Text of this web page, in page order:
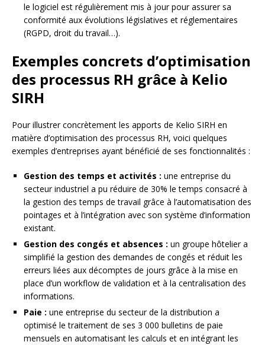
le logiciel est régulièrement mis à jour pour assurer sa
conformité aux évolutions législatives et réglementaires
(RGPD, droit du travail…).
Exemples concrets d’optimisation
des processus RH grâce à Kelio
SIRH
Pour illustrer concrètement les apports de Kelio SIRH en
matière d’optimisation des processus RH, voici quelques
exemples d’entreprises ayant bénéficié de ses fonctionnalités :
Gestion des temps et activités : une entreprise du
secteur industriel a pu réduire de 30% le temps consacré à
la gestion des temps de travail grâce à l’automatisation des
pointages et à l’intégration avec son système d’information
existant.
Gestion des congés et absences : un groupe hôtelier a
simplifié la gestion des demandes de congés et réduit les
erreurs liées aux décomptes de jours grâce à la mise en
place d’un workflow de validation et à la centralisation des
informations.
Paie : une entreprise du secteur de la distribution a
optimisé le traitement de ses 3 000 bulletins de paie
mensuels en automatisant les calculs et en intégrant les